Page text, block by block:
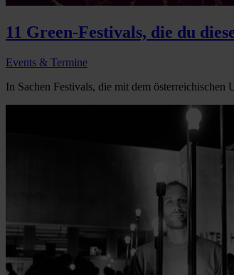
11 Green-Festivals, die du
Events & Termine
In Sachen Festivals, die mit dem